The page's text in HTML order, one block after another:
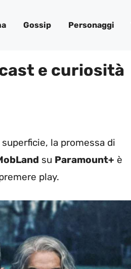
Gossip Personaggi
e curiosità
la promessa di
su Paramount+ è
play.